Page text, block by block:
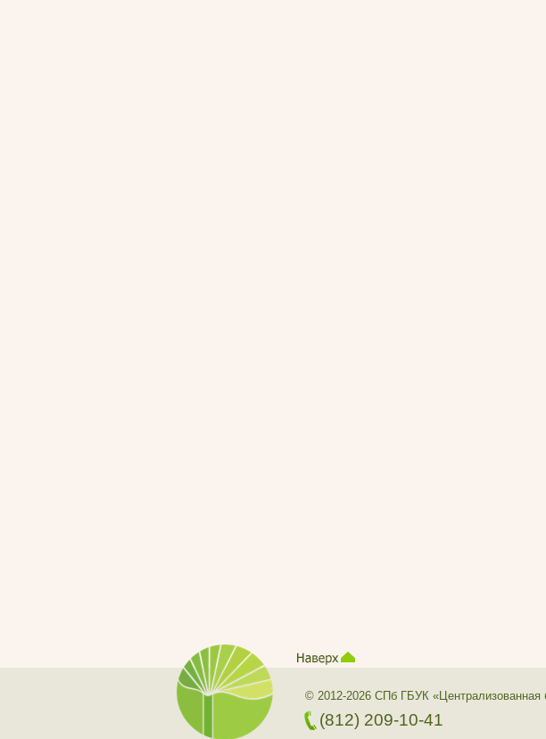
© 2012-2026 СПб ГБУК «Централизованная
(812) 209-10-41